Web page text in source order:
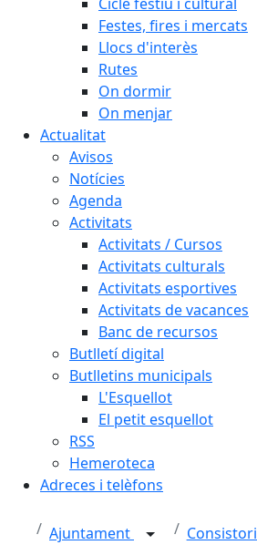
Festes, fires i mercats
Llocs d'interès
Rutes
On dormir
On menjar
Actualitat
Avisos
Notícies
Agenda
Activitats
Activitats / Cursos
Activitats culturals
Activitats esportives
Activitats de vacances
Banc de recursos
Butlletí digital
Butlletins municipals
L'Esquellot
El petit esquellot
RSS
Hemeroteca
Adreces i telèfons
Ajuntament Consistori